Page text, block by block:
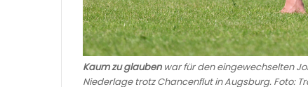
Kaum zu glaubenwar für den eingewechselten
Niederlage trotz Chancenflut in Augsburg. Foto: